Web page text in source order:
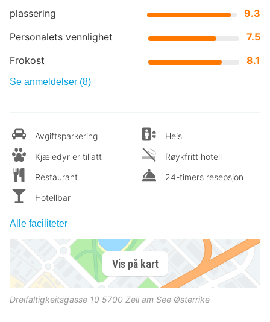
plassering
9.3
Personalets vennlighet
7.5
Frokost
8.1
Se anmeldelser (8)
Avgiftsparkering
Kjæledyr er tillatt
Restaurant
Hotellbar
Heis
Røykfritt hotell
24-timers resepsjon
Alle faciliteter
Vis på kart
Dreifaltigkeitsgasse 10 5700 Zell am See Østerrike